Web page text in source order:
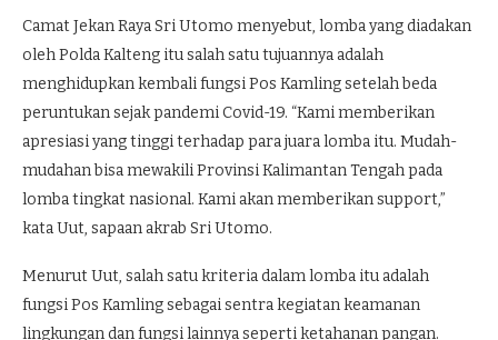
Camat Jekan Raya Sri Utomo menyebut, lomba yang diadakan
oleh Polda Kalteng itu salah satu tujuannya adalah
menghidupkan kembali fungsi Pos Kamling setelah beda
peruntukan sejak pandemi Covid-19. “Kami memberikan
apresiasi yang tinggi terhadap para juara lomba itu. Mudah-
mudahan bisa mewakili Provinsi Kalimantan Tengah pada
lomba tingkat nasional. Kami akan memberikan support,”
kata Uut, sapaan akrab Sri Utomo.
Menurut Uut, salah satu kriteria dalam lomba itu adalah
fungsi Pos Kamling sebagai sentra kegiatan keamanan
lingkungan dan fungsi lainnya seperti ketahanan pangan.